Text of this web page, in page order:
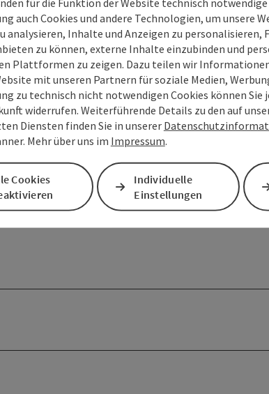
auch Cookies und andere Technologien, um unsere
analysieren, Inhalte und Anzeigen zu personalisieren,
zu können, externe Inhalte einzubinden und
Plattformen zu zeigen. Dazu teilen wir
mit unseren Partnern für soziale Medien,
zu technisch nicht notwendigen Cookies können Sie
widerrufen. Weiterführende Details zu den auf
Diensten finden Sie in unserer
Mehr über uns im Impressum.
Cookies
Individuelle
Einstellungen